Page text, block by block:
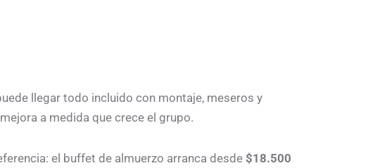
llegar todo incluido con montaje, meseros y
a medida que crece el grupo.
el buffet de almuerzo arranca desde $18.500